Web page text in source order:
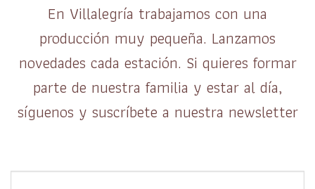
En Villalegría trabajamos con una
producción muy pequeña. Lanzamos
novedades cada estación. Si quieres formar
parte de nuestra familia y estar al día,
síguenos y suscríbete a nuestra newsletter